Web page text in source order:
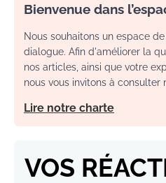
Bienvenue dans
Nous souhaitons un espace
dialogue. Afin d'améliorer la
nos articles, ainsi que votre
nous vous invitons à consulter
Lire notre charte
VOS